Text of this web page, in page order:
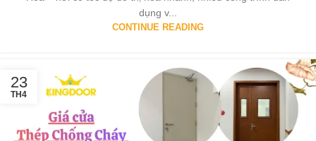
dụng v...
CONTINUE READING
23
TH4